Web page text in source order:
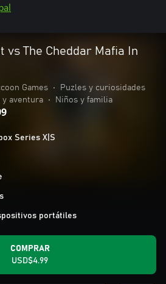
vs The Cheddar Mafia In
Games •
Puzles y curiosidades
y aventura • Niños y familia
Series X|S
portátiles
COMPRAR
USD$4.99